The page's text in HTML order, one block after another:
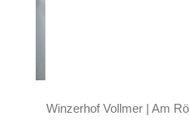
Winzerhof Vollmer| Am